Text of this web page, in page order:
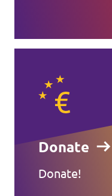
Donate
Donate!